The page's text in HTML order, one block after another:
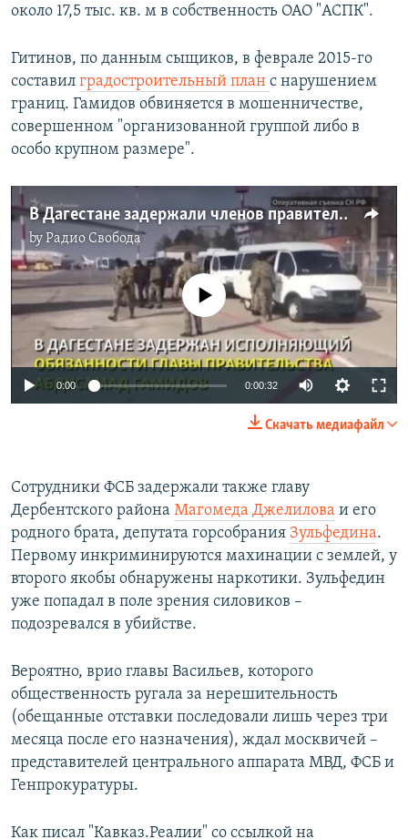
около 17,5 тыс. кв. м в собственность ОАО "АСПК".
Гитинов, по данным сыщиков, в феврале 2015-го
составил градостроительный план с нарушением
границ. Гамидов обвиняется в мошенничестве,
совершенном "организованной группой либо в
особо крупном размере".
В Дагестане задержали членов правительства
byРадио Свобода
No media source currently available
0:00 0:00:32
Скачать медиафайл
Сотрудники ФСБ задержали также главу
Дербентского района Магомеда Джелилова и его
родного брата, депутата горсобрания Зульфедина.
Первому инкриминируются махинации с землей, у
второго якобы обнаружены наркотики. Зульфедин
уже попадал в поле зрения силовиков –
подозревался в убийстве.
Вероятно, врио главы Васильев, которого
общественность ругала за нерешительность
(обещанные отставки последовали лишь через три
месяца после его назначения), ждал москвичей –
представителей центрального аппарата МВД, ФСБ и
Генпрокуратуры.
Как писал "Кавказ.Реалии" со ссылкой на